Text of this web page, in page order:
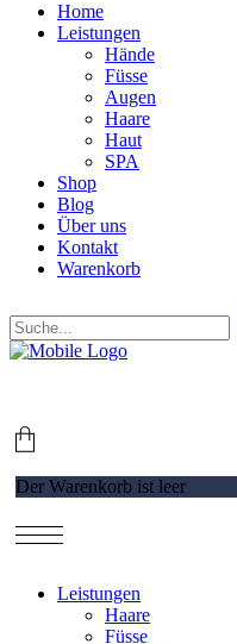
Home
Leistungen
Hände
Füsse
Augen
Haare
Haut
SPA
Shop
Blog
Über uns
Kontakt
Warenkorb
Der Warenkorb ist leer
Leistungen
Haare
Füsse